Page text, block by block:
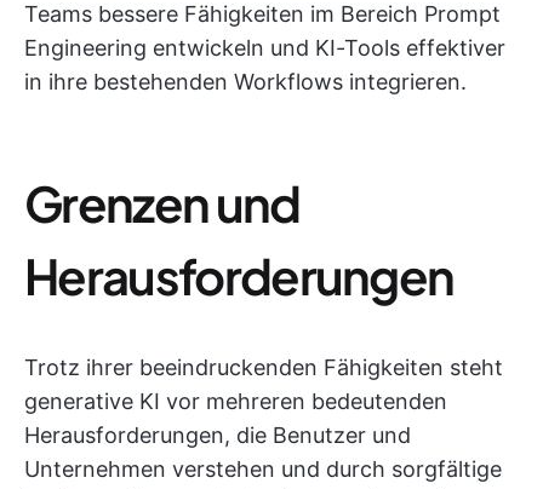
Teams bessere Fähigkeiten im Bereich Prompt
Engineering entwickeln und KI-Tools effektiver
in ihre bestehenden Workflows integrieren.
Grenzen und
Herausforderungen
Trotz ihrer beeindruckenden Fähigkeiten steht
generative KI vor mehreren bedeutenden
Herausforderungen, die Benutzer und
Unternehmen verstehen und durch sorgfältige